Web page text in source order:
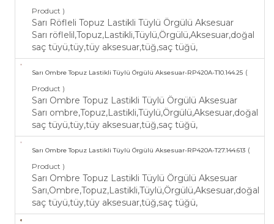
Product )
Sarı Röfleli Topuz Lastikli Tüylü Örgülü Aksesuar
Sarı röflelil,Topuz,Lastikli,Tüylü,Örgülü,Aksesuar,doğal
saç tüyü,tüy,tüy aksesuar,tüğ,saç tüğü,
Sarı Ombre Topuz Lastikli Tüylü Örgülü Aksesuar-RP420A-T10.144.25 (
Product )
Sarı Ombre Topuz Lastikli Tüylü Örgülü Aksesuar
Sarı ombre,Topuz,Lastikli,Tüylü,Örgülü,Aksesuar,doğal
saç tüyü,tüy,tüy aksesuar,tüğ,saç tüğü,
Sarı Ombre Topuz Lastikli Tüylü Örgülü Aksesuar-RP420A-T27.144.613 (
Product )
Sarı Ombre Topuz Lastikli Tüylü Örgülü Aksesuar
Sarı,Ombre,Topuz,Lastikli,Tüylü,Örgülü,Aksesuar,doğal
saç tüyü,tüy,tüy aksesuar,tüğ,saç tüğü,